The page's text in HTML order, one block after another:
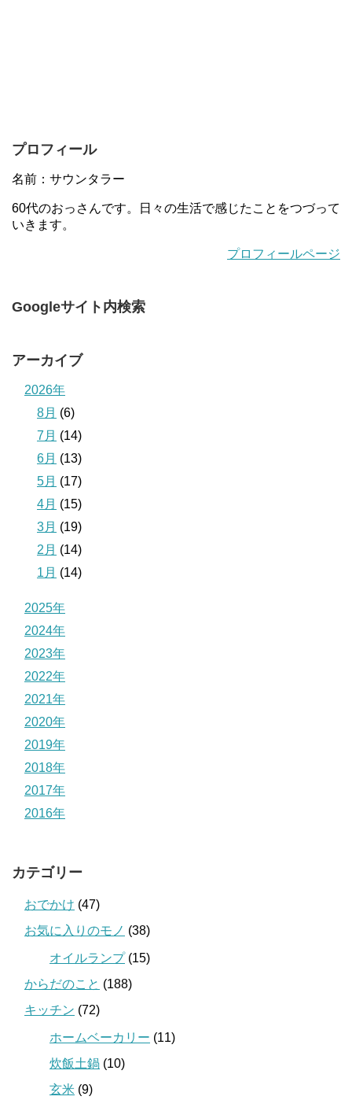
プロフィール
名前：サウンタラー
60代のおっさんです。日々の生活で感じたことをつづって
いきます。
プロフィールページ
Googleサイト内検索
アーカイブ
2026年
8月 (6)
7月 (14)
6月 (13)
5月 (17)
4月 (15)
3月 (19)
2月 (14)
1月 (14)
2025年
2024年
2023年
2022年
2021年
2020年
2019年
2018年
2017年
2016年
カテゴリー
おでかけ (47)
お気に入りのモノ (38)
オイルランプ(15)
からだのこと (188)
キッチン (72)
ホームベーカリー (11)
炊飯土鍋 (10)
玄米 (9)